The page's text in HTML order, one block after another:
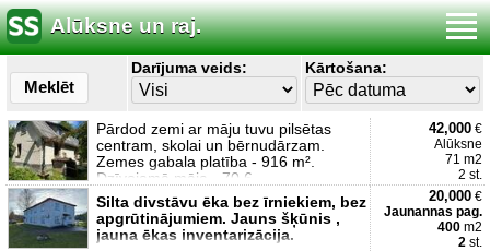
Alūksne un raj.
Meklēt
Darījuma veids: Kārtošana:
Pārdod zemi ar māju tuvu pilsētas
centram, skolai un bērnudārzam.
Zemes gabala platība - 916 m².
Dzīvojamā māja - 70.6
42,000 €
Alūksne
71 m2
2 st.
Silta divstāvu ēka bez īrniekiem, bez
apgrūtinājumiem. Jauns šķūnis ,
jauna ēkas inventarizācija.
20,000 €
Jaunannas pag.
400 m2
2 st.